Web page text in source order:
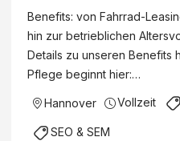
Benefits: von Fahrrad-
hin zur betrieblichen
Details zu unseren Benefits
Pflege beginnt hier:…
Hannover Vollzeit
SEO & SEM